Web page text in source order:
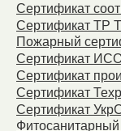
Сертификат
Сертификат ТР
Пожарный
Сертификат
Сертификат
Сертификат
Сертификат